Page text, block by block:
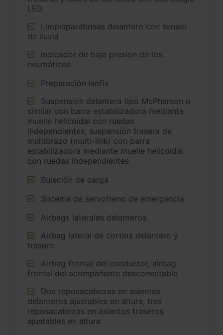
LED
de lluvia
neumáticos
Preparación Isofix
similar con barra estabilizadora mediante
muelle helicoidal con ruedas
independientes, suspensión trasera de
multibrazo (multi-link) con barra
estabilizadora mediante muelle helicoidal
con ruedas independientes
Sujeción de carga
Sistema de servofreno de emergencia
Airbags laterales delanteros
trasero
frontal del acompañante desconectable
delanteros ajustables en altura, tres
reposacabezas en asientos traseros
ajustables en altura